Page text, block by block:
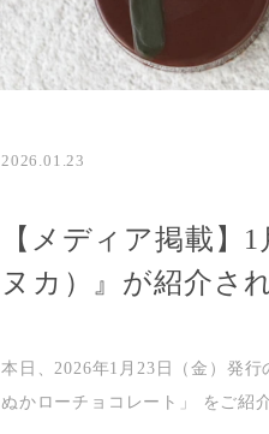
2026.01.23
【メディア掲載】
ヌカ）』が紹介さ
本日、2026年1月23日（金）発
ぬかローチョコレート」
をご紹